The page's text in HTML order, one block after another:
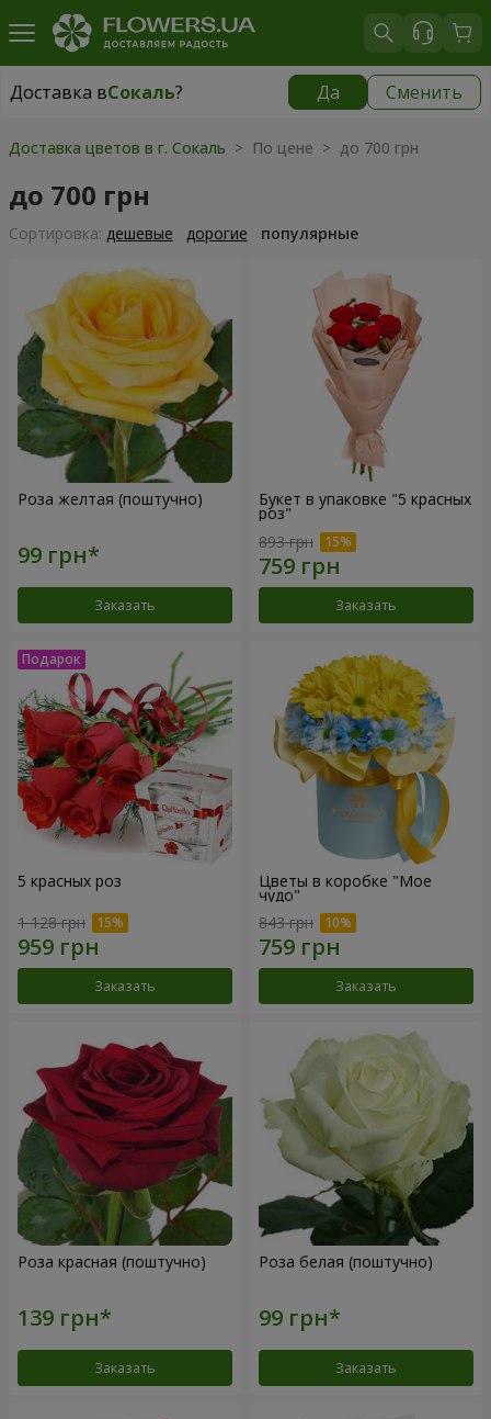
Доставка вСокаль? Да Сменить
Доставка вСокаль|
Доставка цветов в г. Сокаль > По цене > до 700 грн
до 700 грн
Cортировка: дешевые дорогие популярные
Роза желтая (поштучно)
Заказать
Букет в упаковке "5 красных
роз"
893 грн
Заказать
5 красных роз
1 128 грн
Заказать
Цветы в коробке "Мое
чудо"
843 грн
Заказать
Роза красная (поштучно)
Заказать
Роза белая (поштучно)
Заказать